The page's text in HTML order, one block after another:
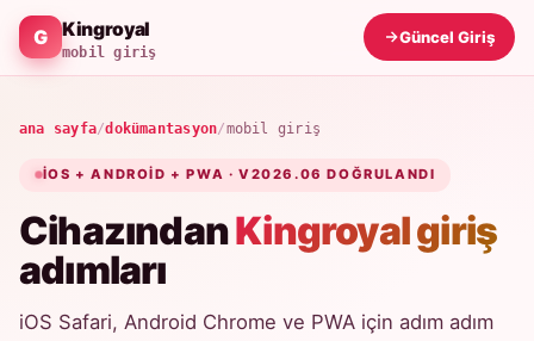
Kingroyal
mobil giriş
Güncel Giriş
ana sayfa/dokümantasyon/mobil giriş
IOS + ANDROID + PWA · V2026.06 DOĞRULANDI
CihazındanKingroyal giriş
adımları
iOS Safari, Android Chrome ve PWA için adım adım